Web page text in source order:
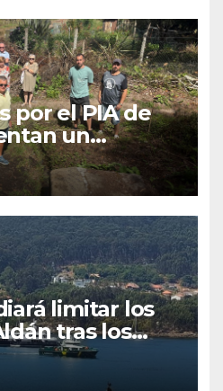
por el PIA de
un
a luchar”
limitar los
tras los
de
en Arneles